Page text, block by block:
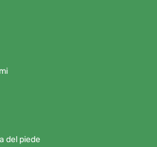
del piede